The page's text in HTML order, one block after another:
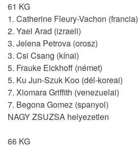
61 KG
1. Catherine Fleury-Vachon (francia)
2. Yael Arad (izraeli)
3. Jelena Petrova (orosz)
3. Csi Csang (kínai)
5. Frauke Eickhoff (német)
5. Ku Jun-Szuk Koo (dél-koreai)
7. Xiomara Griffith (venezuelai)
7. Begona Gomez (spanyol)
NAGY ZSUZSA helyezetlen
66 KG